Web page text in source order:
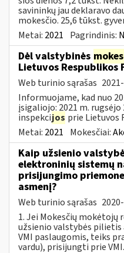
savininkų jau deklaravo
mokesčio. 25,6 tūkst.
Metai: 2021 Pagrindinis:
Dėl valstybinės
Lietuvos Respublikos
Web turinio sąrašas
Informuojame, kad nuo
įsigaliojo: 2021 m.
inspekcijos prie Lietuvos
Metai: 2021 Mokesčiai:
Kaip užsienio
elektroninių sistemų
prisijungimo
asmenį?
Web turinio sąrašas
1. Jei Mokesčių
užsienio valstybės pilietis
VMI paslaugomis, teiks
vardu), prisijungti prie